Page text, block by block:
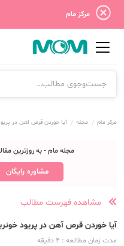
مرکز مام
مرکز مام مجله آیا خوردن قرص آهن در
مجله مام - به روزترین
مشاوره رایگان
مشاهده فهرست مطالب
آیا خوردن قرص آهن در پریود
مدت زمان مطالعه : 4 دقیقه